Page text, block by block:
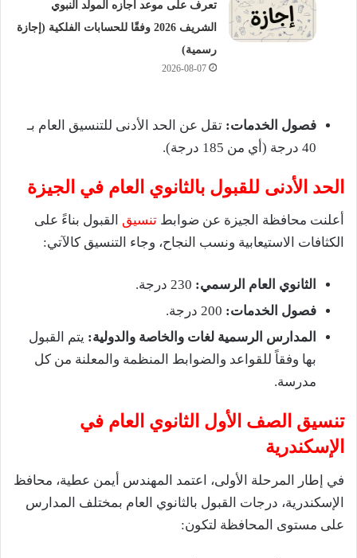
تعرف على موعد اجازه المولد النبوي
الشريف 2026 وفقًا للحسابات الفلكية (إجازة
رسمية)
2026-08-07
فصول الخدمات: تقل عن الحد الأدنى للتنسيق العام بـ
40 درجة (أي من 185 درجة).
الحد الأدنى للقبول بالثانوي العام في الجيزة
أعلنت محافظة الجيزة عن ضوابط تنسيق القبول بناءً على
الكثافات الاستيعابية ونسب النجاح، وجاء التنسيق كالآتي:
الثانوي العام الرسمي:
فصول الخدمات:
المدارس الرسمية لغات والخاصة والدولية: يتم القبول
بها وفقاً للقواعد والضوابط المنظمة والمعلنة من كل
مدرسة.
تنسيق الصف الأول الثانوي العام في
الإسكندرية
في إطار المرحلة الأولى، اعتمد المهندس أيمن عطية، محافظ
الإسكندرية، درجات القبول بالثانوي العام بمختلف المدارس
على مستوى المحافظة لتكون: